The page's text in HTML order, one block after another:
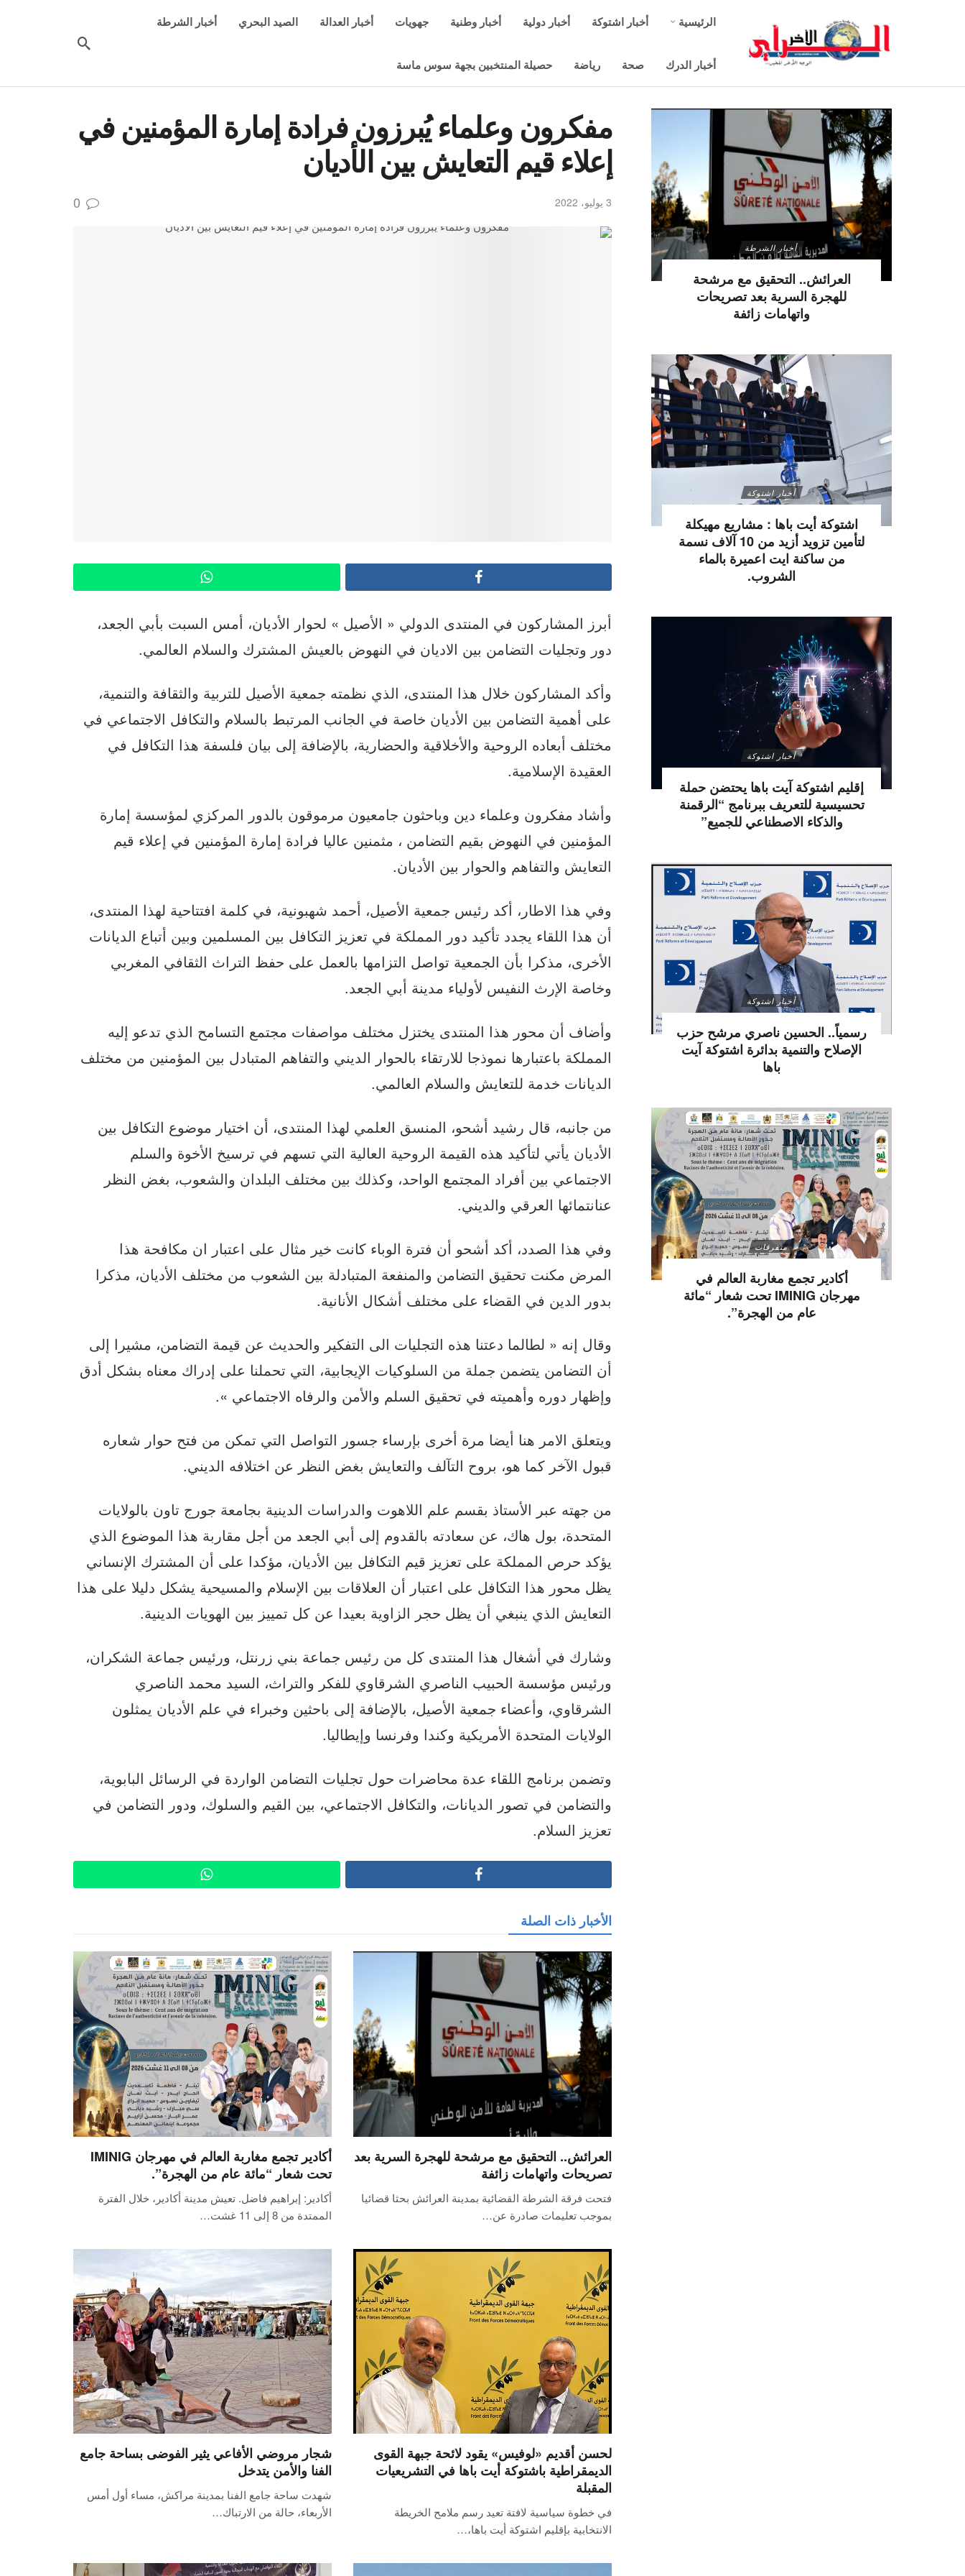
الرئيسية أخبار اشتوكة أخبار دولية أخبار وطنية جهويات أخبار العدالة الصيد البحري أخبار الشرطة
أخبار الدرك صحة رياضة حصيلة المنتخبين بجهة سوس ماسة
مفكرون وعلماء يُبرزون فرادة إمارة المؤمنين في
إعلاء قيم التعايش بين الأديان
3 يوليو، 2022 0
أبرز المشاركون في المنتدى الدولي « الأصيل » لحوار الأديان، أمس السبت بأبي الجعد،
دور وتجليات التضامن بين الاديان في النهوض بالعيش المشترك والسلام العالمي.
وأكد المشاركون خلال هذا المنتدى، الذي نظمته جمعية الأصيل للتربية والثقافة والتنمية،
على أهمية التضامن بين الأديان خاصة في الجانب المرتبط بالسلام والتكافل الاجتماعي في
مختلف أبعاده الروحية والأخلاقية والحضارية، بالإضافة إلى بيان فلسفة هذا التكافل في
العقيدة الإسلامية.
وأشاد مفكرون وعلماء دين وباحثون جامعيون مرموقون بالدور المركزي لمؤسسة إمارة
المؤمنين في النهوض بقيم التضامن ، مثمنين عاليا فرادة إمارة المؤمنين في إعلاء قيم
التعايش والتفاهم والحوار بين الأديان.
وفي هذا الاطار، أكد رئيس جمعية الأصيل، أحمد شهبونية، في كلمة افتتاحية لهذا المنتدى،
أن هذا اللقاء يجدد تأكيد دور المملكة في تعزيز التكافل بين المسلمين وبين أتباع الديانات
الأخرى، مذكرا بأن الجمعية تواصل التزامها بالعمل على حفظ التراث الثقافي المغربي
وخاصة الإرث النفيس لأولياء مدينة أبي الجعد.
وأضاف أن محور هذا المنتدى يختزل مختلف مواصفات مجتمع التسامح الذي تدعو إليه
المملكة باعتبارها نموذجا للارتقاء بالحوار الديني والتفاهم المتبادل بين المؤمنين من مختلف
الديانات خدمة للتعايش والسلام العالمي.
من جانبه، قال رشيد أشحو، المنسق العلمي لهذا المنتدى، أن اختيار موضوع التكافل بين
الأديان يأتي لتأكيد هذه القيمة الروحية العالية التي تسهم في ترسيخ الأخوة والسلم
الاجتماعي بين أفراد المجتمع الواحد، وكذلك بين مختلف البلدان والشعوب، بغض النظر
عنانتمائها العرقي والديني.
وفي هذا الصدد، أكد أشحو أن فترة الوباء كانت خير مثال على اعتبار ان مكافحة هذا
المرض مكنت تحقيق التضامن والمنفعة المتبادلة بين الشعوب من مختلف الأديان، مذكرا
بدور الدين في القضاء على مختلف أشكال الأنانية.
وقال إنه « لطالما دعتنا هذه التجليات الى التفكير والحديث عن قيمة التضامن، مشيرا إلى
أن التضامن يتضمن جملة من السلوكيات الإيجابية، التي تحملنا على إدراك معناه بشكل أدق
وإظهار دوره وأهميته في تحقيق السلم والأمن والرفاه الاجتماعي ».
ويتعلق الامر هنا أيضا مرة أخرى بإرساء جسور التواصل التي تمكن من فتح حوار شعاره
قبول الآخر كما هو، بروح التآلف والتعايش بغض النظر عن اختلافه الديني.
من جهته عبر الأستاذ بقسم علم اللاهوت والدراسات الدينية بجامعة جورج تاون بالولايات
المتحدة، بول هاك، عن سعادته بالقدوم إلى أبي الجعد من أجل مقاربة هذا الموضوع الذي
يؤكد حرص المملكة على تعزيز قيم التكافل بين الأديان، مؤكدا على أن المشترك الإنساني
يظل محور هذا التكافل على اعتبار أن العلاقات بين الإسلام والمسيحية يشكل دليلا على هذا
التعايش الذي ينبغي أن يظل حجر الزاوية بعيدا عن كل تمييز بين الهويات الدينية.
وشارك في أشغال هذا المنتدى كل من رئيس جماعة بني زرنتل، ورئيس جماعة الشكران،
ورئيس مؤسسة الحبيب الناصري الشرقاوي للفكر والتراث، السيد محمد الناصري
الشرقاوي، وأعضاء جمعية الأصيل، بالإضافة إلى باحثين وخبراء في علم الأديان يمثلون
الولايات المتحدة الأمريكية وكندا وفرنسا وإيطاليا.
وتضمن برنامج اللقاء عدة محاضرات حول تجليات التضامن الواردة في الرسائل البابوية،
والتضامن في تصور الديانات، والتكافل الاجتماعي، بين القيم والسلوك، ودور التضامن في
تعزيز السلام.
الأخبار ذات الصلة
العرائش.. التحقيق مع مرشحة للهجرة السرية بعد
تصريحات واتهامات زائفة
فتحت فرقة الشرطة القضائية بمدينة العرائش بحثا قضائيا
بموجب تعليمات صادرة عن…
أكادير تجمع مغاربة العالم في مهرجان IMINIG
تحت شعار “مائة عام من الهجرة”.
أكادير: إبراهيم فاضل. تعيش مدينة أكادير، خلال الفترة
الممتدة من 8 إلى 11 غشت…
لحسن أقديم «لوفيس» يقود لائحة جبهة القوى
الديمقراطية باشتوكة أيت باها في التشريعيات
المقبلة
في خطوة سياسية لافتة تعيد رسم ملامح الخريطة
الانتخابية بإقليم اشتوكة أيت باها،…
شجار مروضي الأفاعي يثير الفوضى بساحة جامع
الفنا والأمن يتدخل
شهدت ساحة جامع الفنا بمدينة مراكش، مساء أول أمس
الأربعاء، حالة من الارتباك…
أخبار الشرطة
العرائش.. التحقيق مع مرشحة
للهجرة السرية بعد تصريحات
واتهامات زائفة
أخبار اشتوكة
اشتوكة أيت باها : مشاريع مهيكلة
لتأمين تزويد أزيد من 10 آلاف نسمة
من ساكنة ايت اعميرة بالماء
الشروب.
أخبار اشتوكة
إقليم اشتوكة آيت باها يحتضن حملة
تحسيسية للتعريف ببرنامج “الرقمنة
والذكاء الاصطناعي للجميع”
أخبار اشتوكة
رسمياً.. الحسين ناصري مرشح حزب
الإصلاح والتنمية بدائرة اشتوكة آيت
باها
متفرقات
أكادير تجمع مغاربة العالم في
مهرجان IMINIG تحت شعار “مائة
عام من الهجرة”.